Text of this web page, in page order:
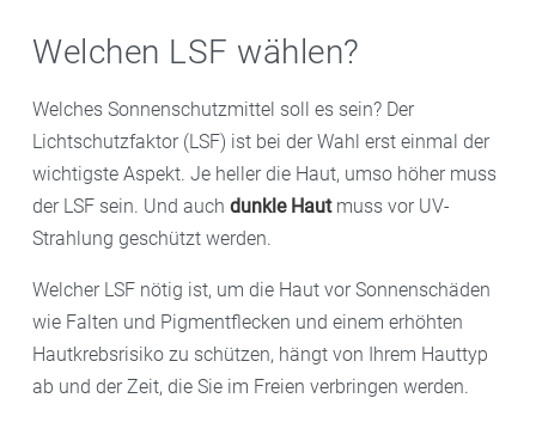
Welchen LSF wählen?
Welches Sonnenschutzmittel soll es sein? Der
Lichtschutzfaktor (LSF) ist bei der Wahl erst einmal der
wichtigste Aspekt. Je heller die Haut, umso höher muss
der LSF sein. Und auch dunkle Hautmuss vor UV-
Strahlung geschützt werden.
Welcher LSF nötig ist, um die Haut vor Sonnenschäden
wie Falten und Pigmentflecken und einem erhöhten
Hautkrebsrisiko zu schützen, hängt von Ihrem Hauttyp
ab und der Zeit, die Sie im Freien verbringen werden.